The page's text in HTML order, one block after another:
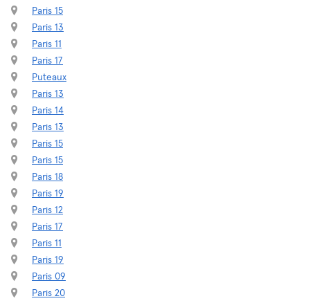
Paris 15
Paris 13
Paris 11
Paris 17
Puteaux
Paris 13
Paris 14
Paris 13
Paris 15
Paris 15
Paris 18
Paris 19
Paris 12
Paris 17
Paris 11
Paris 19
Paris 09
Paris 20